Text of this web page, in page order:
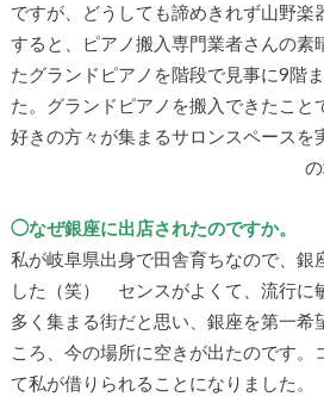
ですが、どうしても諦めきれず山野楽
すると、ピアノ搬入専門業者さんの素
たグランドピアノを階段で見事に9階
た。グランドピアノを搬入できたこと
好きの方々が集まるサロンスペースを
◯なぜ銀座に出店されたのですか。
私が岐阜県出身で田舎育ちなので、銀
した（笑） センスがよくて、流行に
多く集まる街だと思い、銀座を第一希
ころ、今の場所に空きが出たのです。
て私が借りられることになりました。